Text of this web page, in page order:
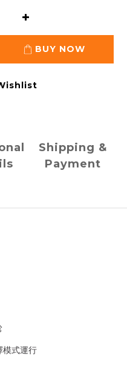
BUY NOW
Shipping &
Payment
模式運行